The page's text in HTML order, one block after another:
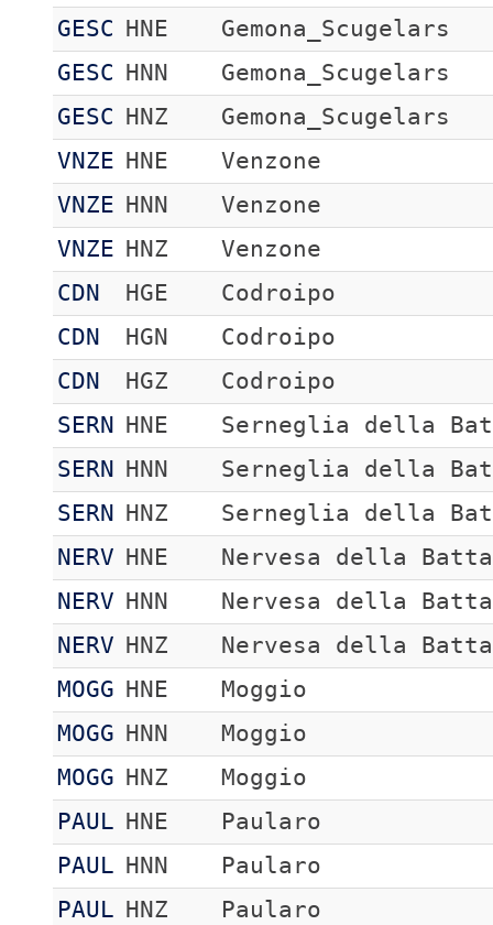
GESC
HNE
Gemona_Scugelars
GESC
HNN
Gemona_Scugelars
GESC
HNZ
Gemona_Scugelars
VNZE HNE
Venzone
VNZE HNN
Venzone
VNZE HNZ
Venzone
CDN
HGE
Codroipo
CDN
HGN
Codroipo
CDN
HGZ
Codroipo
SERN
HNE
Serneglia della
SERN
HNN
Serneglia della
SERN
HNZ
Serneglia della
NERV HNE
Nervesa della
NERV HNN
Nervesa della
NERV HNZ
Nervesa della
MOGG HNE
Moggio
MOGG HNN
Moggio
MOGG HNZ
Moggio
PAUL HNE
Paularo
PAUL HNN
Paularo
PAUL HNZ
Paularo